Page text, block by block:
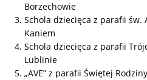
Borzechowie
Schola dziecięca z parafii św.
Kaniem
Schola dziecięca z parafii
Lublinie
„AVE” z parafii Świętej